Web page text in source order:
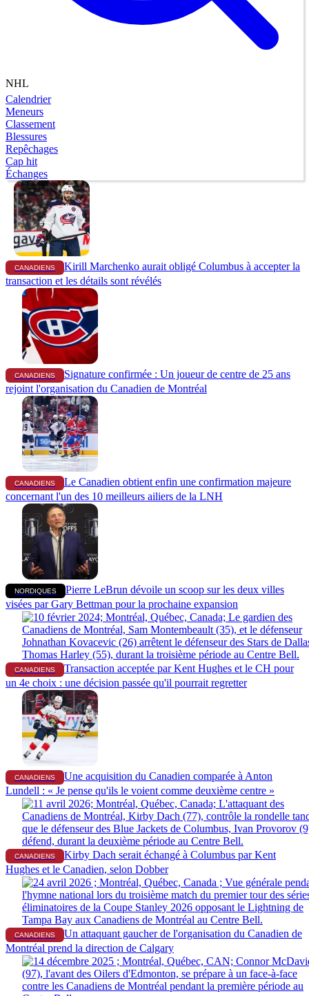
NHL
Calendrier
Meneurs
Classement
Blessures
Repêchages
Cap hit
Échanges
CANADIENS
Kirill Marchenko aurait obligé Columbus à accepter la
transaction et les détails sont révélés
CANADIENS
Signature confirmée : Un joueur de centre de 25 ans
rejoint l'organisation du Canadien de Montréal
CANADIENS
Le Canadien obtient enfin une confirmation majeure
concernant l'un des 10 meilleurs ailiers de la LNH
NORDIQUES
Pierre LeBrun dévoile un scoop sur les deux villes
visées par Gary Bettman pour la prochaine expansion
CANADIENS
Transaction acceptée par Kent Hughes et le CH pour
un 4e choix : une décision passée qu'il pourrait regretter
CANADIENS
Une acquisition du Canadien comparée à Anton
Lundell : « Je pense qu'ils le voient comme deuxième centre »
CANADIENS
Kirby Dach serait échangé à Columbus par Kent
Hughes et le Canadien, selon Dobber
CANADIENS
Un attaquant gaucher de l'organisation du Canadien de
Montréal prend la direction de Calgary